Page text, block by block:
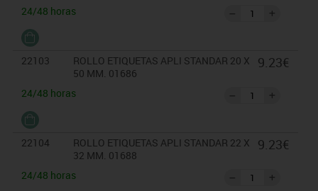
24/48 horas
22103
ROLLO ETIQUETAS APLI STANDAR 20 X
50 MM. 01686
24/48 horas
9.23€
22104
ROLLO ETIQUETAS APLI STANDAR 22 X
32 MM. 01688
24/48 horas
9.23€